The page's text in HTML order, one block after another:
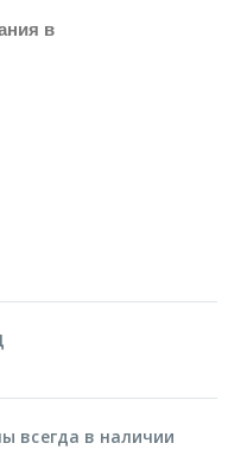
в
всегда в наличии